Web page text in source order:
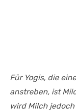
Für Yogis, die
anstreben, ist
wird Milch